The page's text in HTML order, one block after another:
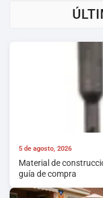
5 de agosto, 2026
Material de
guía de compra